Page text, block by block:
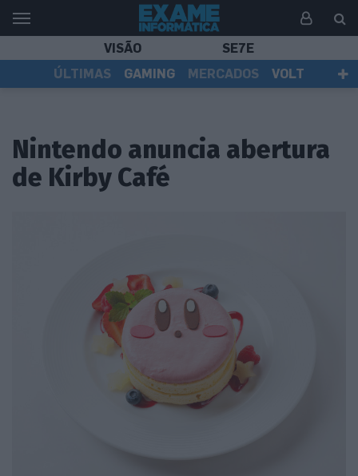
VISÃO
SE7E
ÚLTIMAS
GAMING MERCADOS
VOLT
Nintendo anuncia abertura
de Kirby Café